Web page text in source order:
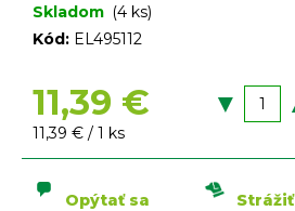
Skladom (4 ks)
Kód: EL495112
11,39 €
Jednotková
cena:
11,39 € / 1 ks
Opýtať sa Strážiť
e
e
n
á